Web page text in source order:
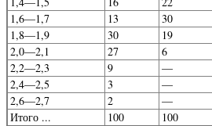
1,6—1,7
13 30
1,8—1,9
30 19
2,0—2,1
27 6
2,2—2,3
9 —
2,4—2,5
3 —
2,6—2,7
2 —
Итого ...
100 100